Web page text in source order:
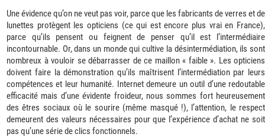
Une évidence qu’on ne veut pas voir, parce que les fabricants de verres et de
lunettes protègent les opticiens (ce qui est encore plus vrai en France),
parce qu’ils pensent ou feignent de penser qu’il est l’intermédiaire
incontournable. Or, dans un monde qui cultive la désintermédiation, ils sont
nombreux à vouloir se débarrasser de ce maillon « faible ». Les opticiens
doivent faire la démonstration qu’ils maîtrisent l’intermédiation par leurs
compétences et leur humanité. Internet demeure un outil d’une redoutable
efficacité mais d’une évidente froideur, nous sommes fort heureusement
des êtres sociaux où le sourire (même masqué !), l’attention, le respect
demeurent des valeurs nécessaires pour que l’expérience d’achat ne soit
pas qu’une série de clics fonctionnels.